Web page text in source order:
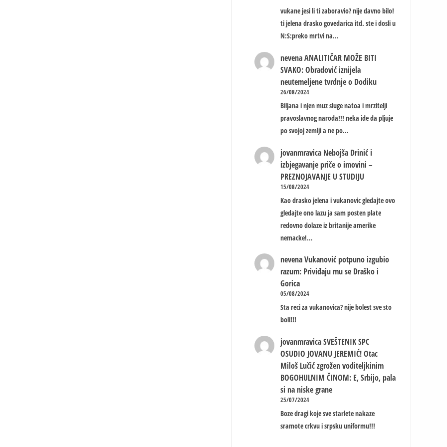
vukane jesi li ti zaboravio? nije davno bilo!
ti jelena drasko govedarica itd. ste i dosli u
N:S:preko mrtvi na…
nevena ANALITIČAR MOŽE BITI
SVAKO: Obradović iznijela
neutemeljene tvrdnje o Dodiku
26/08/2024
Biljana i njen muz sluge natoa i mrzitelji
pravoslavnog naroda!!! neka ide da pljuje
po svojoj zemlji a ne po…
jovanmravica Nebojša Drinić i
izbjegavanje priče o imovini –
PREZNOJAVANJE U STUDIJU
15/08/2024
Kao drasko jelena i vukanovic gledajte ovo
gledajte ono lazu ja sam posten plate
redovno dolaze iz britanije amerike
nemacke!…
nevena Vukanović potpuno izgubio
razum: Priviđaju mu se Draško i
Gorica
05/08/2024
Sta reci za vukanovica? nije bolest sve sto
boli!!!
jovanmravica SVEŠTENIK SPC
OSUDIO JOVANU JEREMIĆ! Otac
Miloš Lučić zgrožen voditeljkinim
BOGOHULNIM ČINOM: E, Srbijo, pala
si na niske grane
25/07/2024
Boze dragi koje sve starlete nakaze
sramote crkvu i srpsku uniformu!!!